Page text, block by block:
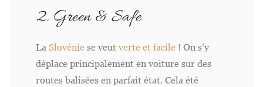
2. Green & Safe
La Slovénie se veutverte et facile ! On s’y
déplace principalement en voiture sur des
routes balisées en parfait état. Cela été